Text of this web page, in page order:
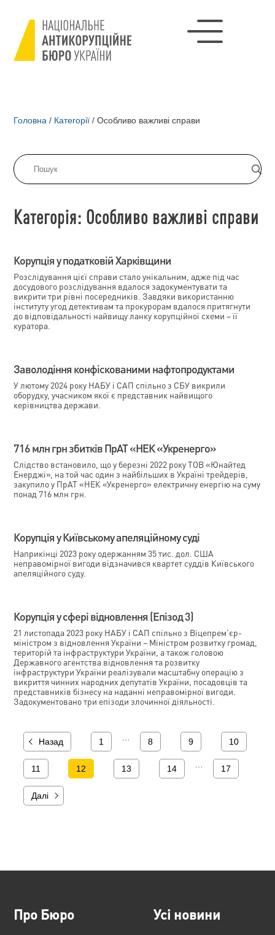
Головна / Категорії / Особливо важливі справи
Категорія: Особливо важливі справи
Корупція у податковій Харківщини
Розслідування цієї справи стало унікальним, адже під час
досудового розслідування вдалося задокументувати та
викрити три рівні посередників. Завдяки використанню
інституту угод детективам та прокурорам вдалося притягнути
до відповідальності найвищу ланку корупційної схеми – її
куратора.
Заволодіння конфіскованими нафтопродуктами
У лютому 2024 року НАБУ і САП спільно з СБУ викрили
оборудку, учасником якої є представник найвищого
керівництва держави.
716 млн грн збитків ПрАТ «НЕК «Укренерго»
Слідство встановило, що у березні 2022 року ТОВ «Юнайтед
Енерджі», на той час один з найбільших в Україні трейдерів,
закупило у ПрАТ «НЕК «Укренерго» електричну енергію на суму
понад 716 млн грн.
Корупція у Київському апеляційному суді
Наприкінці 2023 року одержанням 35 тис. дол. США
неправомірної вигоди відзначився квартет суддів Київського
апеляційного суду.
Корупція у сфері відновлення (Епізод 3)
21 листопада 2023 року НАБУ і САП спільно з Віцепрем'єр-
міністром з відновлення України – Міністром розвитку громад,
територій та інфраструктури України, а також головою
Державного агентства відновлення та розвитку
інфраструктури України реалізували масштабну операцію з
викриття чинних народних депутатів України, посадовців та
представників бізнесу на наданні неправомірної вигоди.
Задокументовано три епізоди злочинної діяльності.
Назад 1 8 9 10
11 12 13 14 17
Далі
Про Бюро Усі новини